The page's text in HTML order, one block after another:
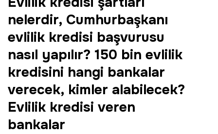
nelerdir, Cumhurbaşkanı
evlilik kredisi başvurusu
nasıl yapılır? 150 bin evlilik
kredisini hangi bankalar
verecek, kimler alabilecek?
Evlilik kredisi veren
bankalar